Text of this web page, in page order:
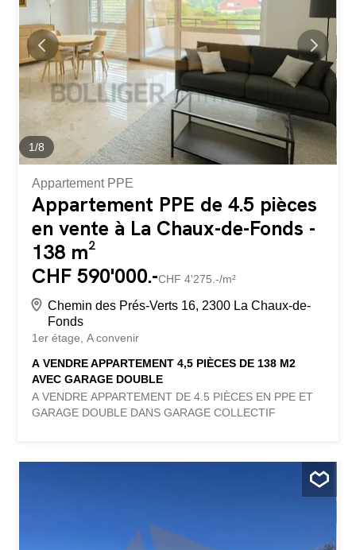
1/8
Appartement PPE
Appartement PPE de 4.5 pièces
en vente à La Chaux-de-Fonds -
138 m²
CHF 590'000.-CHF 4'275.-/m²
Chemin des Prés-Verts 16, 2300 La Chaux-de-
Fonds
1er étage A convenir
A VENDRE APPARTEMENT 4,5 PIÈCES DE 138 M2
AVEC GARAGE DOUBLE
A VENDRE APPARTEMENT DE 4.5 PIÈCES EN PPE ET
GARAGE DOUBLE DANS GARAGE COLLECTIF